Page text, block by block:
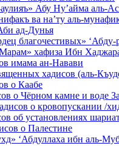
Абу Ну’айма аль-
ва на’ту аль-
ад-Дунья
благочестивых»
хафиза Ибн
имама ан-Навави
хадисов (аль-
о Каабе
о Чёрном камне и воде
о кровопускании /
об установлениях
о Палестине
‘Абдуллаха ибн аль-